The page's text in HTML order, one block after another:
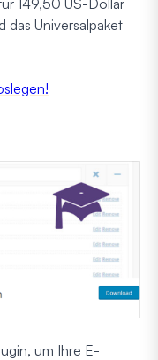
Universalpaket
um Ihre E-